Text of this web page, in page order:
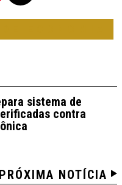
sistema de
contra
PRÓXIMA NOTÍCIA